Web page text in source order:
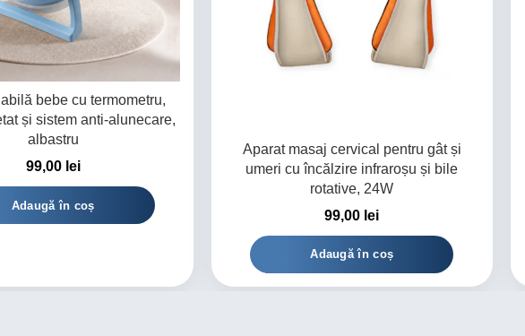
bebe cu termometru,
și sistem anti-alunecare,
albastru
99,00 lei
Adaugă în coș
Aparat masaj cervical pentru gât și
umeri cu încălzire infraroșu și bile
rotative, 24W
99,00 lei
Adaugă în coș